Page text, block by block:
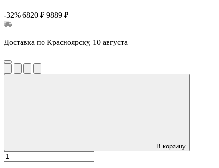
-32% 6820 ₽ 9889 ₽
Доставка по Красноярску, 10 августа
В корзину